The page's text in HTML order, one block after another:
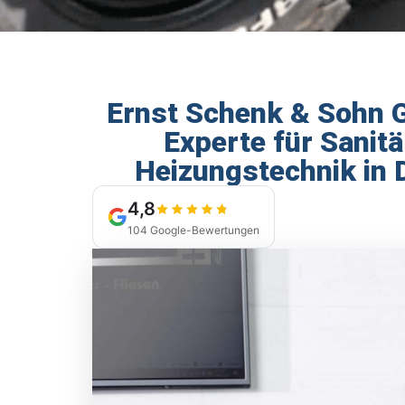
Ernst Schenk und Sohn
Badmodernisierung und
Ernst Schenk & Sohn
Experte für
Heizungstechnik in